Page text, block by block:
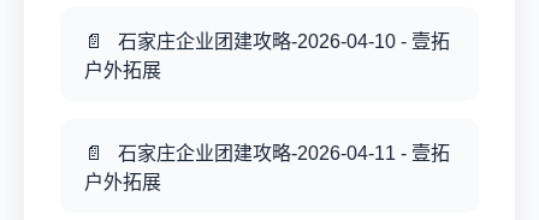
石家庄企业团建攻略-2026-04-10 - 壹拓
户外拓展
石家庄企业团建攻略-2026-04-11 - 壹拓
户外拓展